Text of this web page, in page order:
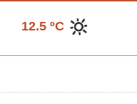
12.5 ºC